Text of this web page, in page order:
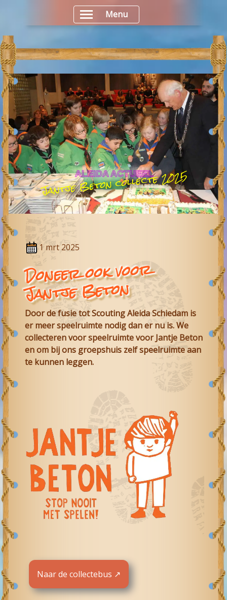
ALEIDA ACTUEEL
Jantje Beton collecte 2025
1 mrt 2025
Doneer ook voor
Jantje Beton
Door de fusie totScouting Aleida Schiedam is
er meer speelruimte nodig dan er nu is. We
collecteren voor speelruimte voor Jantje Beton
en om bij ons groepshuis zelf speelruimte aan
te kunnen leggen.
Naar de collectebus ↗
Menu